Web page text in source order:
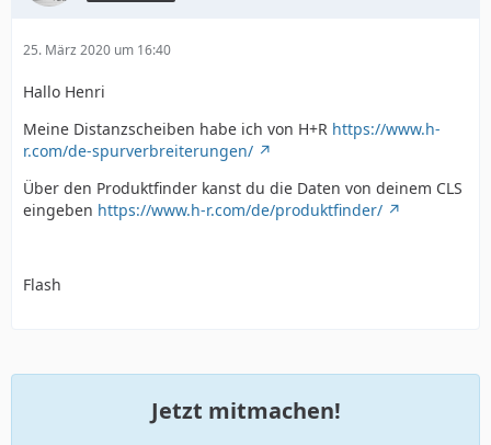
25. März 2020 um 16:40
Hallo Henri
Meine Distanzscheiben habe ich von H+R https://www.h-
r.com/de-spurverbreiterungen/
Über den Produktfinder kanst du die Daten von deinem CLS
eingeben https://www.h-r.com/de/produktfinder/
Flash
Jetzt mitmachen!